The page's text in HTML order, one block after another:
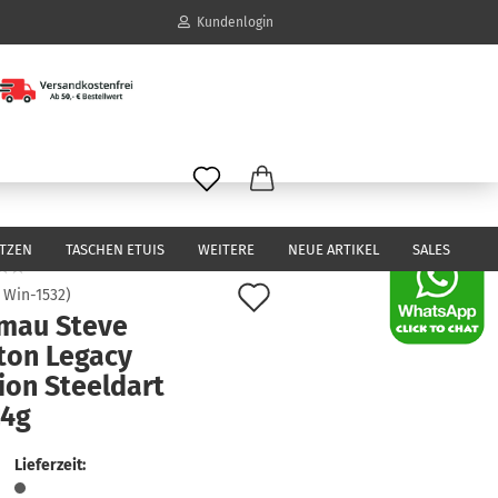
Kundenlogin
vergessen?
TASCHEN ETUIS NEUE ARTIKEL SALES
WEITERE
Win-1532)
Steve
Legacy
Steeldart
Lieferzeit: